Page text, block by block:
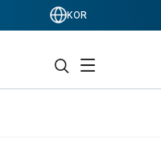
KOR